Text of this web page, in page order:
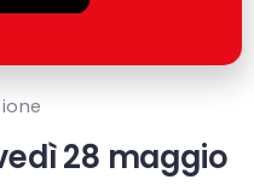
28 maggio